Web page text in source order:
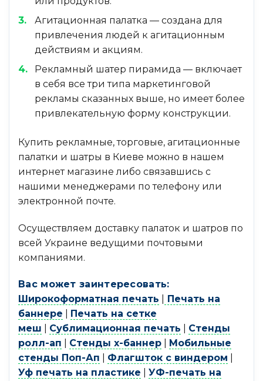
Агитационная палатка — создана для
привлечения людей к агитационным
действиям и акциям.
Рекламный шатер пирамида — включает
в себя все три типа маркетинговой
рекламы сказанных выше, но имеет более
привлекательную форму конструкции.
Купить рекламные, торговые, агитационные
палатки и шатры в Киеве можно в нашем
интернет магазине либо связавшись с
нашими менеджерами по телефону или
электронной почте.
Осуществляем доставку палаток и шатров по
всей Украине ведущими почтовыми
компаниями.
Вас может заинтересовать:
Широкоформатная печать
Печать на
баннере
Печать на сетке
меш
Сублимационная печать
Стенды
ролл-ап
Стенды х-баннер
Мобильные
стенды Поп-Ап
Флагшток с виндером
Уф печать на пластике
УФ-печать на